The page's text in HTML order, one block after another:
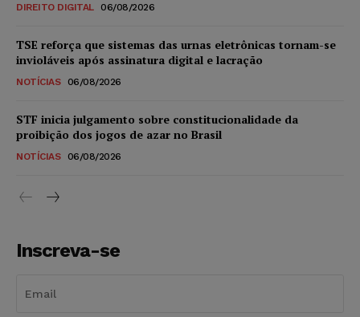
DIREITO DIGITAL 06/08/2026
TSE reforça que sistemas das urnas eletrônicas tornam-se
invioláveis após assinatura digital e lacração
NOTÍCIAS 06/08/2026
STF inicia julgamento sobre constitucionalidade da
proibição dos jogos de azar no Brasil
NOTÍCIAS 06/08/2026
Inscreva-se